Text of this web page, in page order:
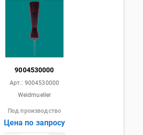
9004530000
Арт.: 9004530000
Weidmueller
Под производство
Цена по запросу